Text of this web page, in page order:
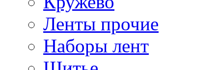
Ленты прочие
Наборы лент